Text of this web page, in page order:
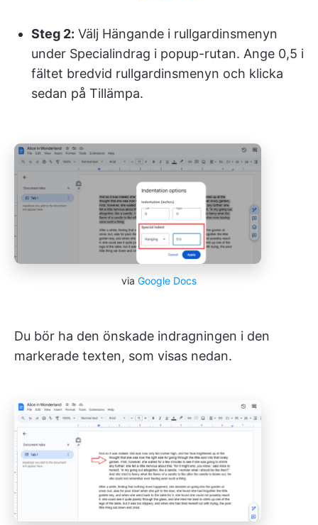
Steg 2: Välj Hängande i rullgardinsmenyn
under Specialindrag i popup-rutan. Ange 0,5 i
fältet bredvid rullgardinsmenyn och klicka
sedan på Tillämpa.
via Google Docs
Du bör ha den önskade indragningen i den
markerade texten, som visas nedan.